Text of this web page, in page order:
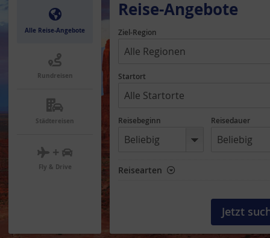
Alle Reise-Angebote
Rundreisen
Städtereisen
+
Fly & Drive
Reise-Angebote
Ziel-Region
Startort
Reisebeginn Reisedauer
Reisearten